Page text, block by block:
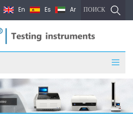
ПОИСК
En Es Ar